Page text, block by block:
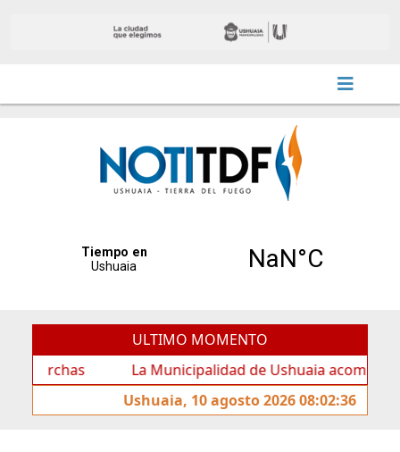
ULTIMO MOMENTO
La Municipalidad de Ushuaia acompañó los
Ushuaia, 10 agosto 2026 08:02:36